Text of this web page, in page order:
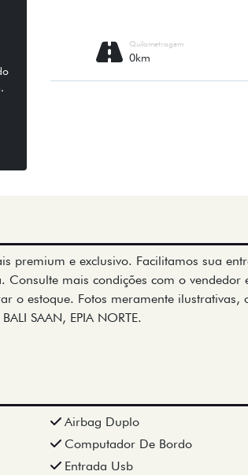
Quilometragem
0km
premium e exclusivo. Facilitamos sua
Consulte mais condições com o
o estoque. Fotos meramente
SAAN, EPIA NORTE.
Airbag Duplo
Computador De Bordo
Entrada Usb